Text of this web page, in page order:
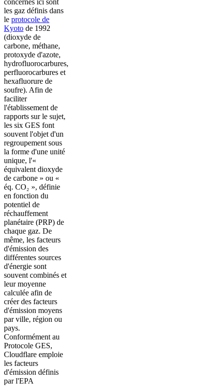
concernés ici sont
les gaz définis dans
le protocole de
Kyoto de 1992
(dioxyde de
carbone, méthane,
protoxyde d'azote,
hydrofluorocarbures,
perfluorocarbures et
hexafluorure de
soufre). Afin de
faciliter
l'établissement de
rapports sur le sujet,
les six GES font
souvent l'objet d'un
regroupement sous
la forme d'une unité
unique, l'«
équivalent dioxyde
de carbone » ou «
éq. CO₂ », définie
en fonction du
potentiel de
réchauffement
planétaire (PRP) de
chaque gaz. De
même, les facteurs
d'émission des
différentes sources
d'énergie sont
souvent combinés et
leur moyenne
calculée afin de
créer des facteurs
d'émission moyens
par ville, région ou
pays.
Conformément au
Protocole GES,
Cloudflare emploie
les facteurs
d'émission définis
par l'EPA